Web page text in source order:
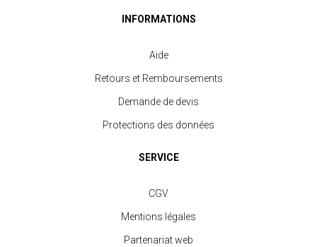
INFORMATIONS
Aide
Retours et Remboursements
Demande de devis
Protections des données
SERVICE
CGV
Mentions légales
Partenariat web